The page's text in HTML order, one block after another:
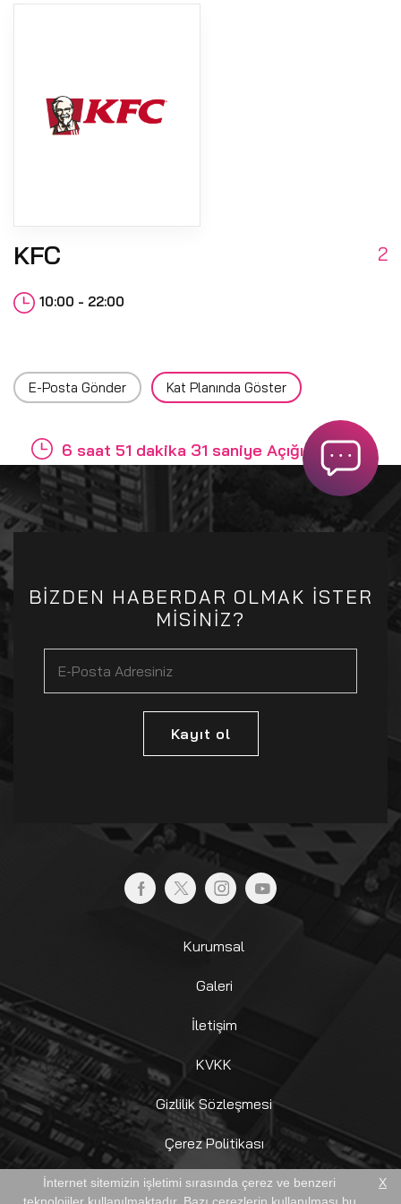
KFC 2
10:00 - 22:00
E-Posta Gönder Kat Planında Göster
6 saat 51 dakika 31 saniye Açığız
BİZDEN HABERDAR OLMAK İSTER
MİSİNİZ?
Kayıt ol
Kurumsal
Galeri
İletişim
KVKK
Gizlilik Sözleşmesi
Çerez Politikası
Aydınlatma Metni X
İnternet sitemizin işletimi sırasında çerez ve benzeri